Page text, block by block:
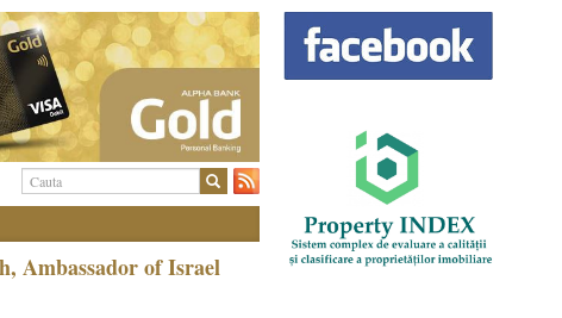
Ambassador of Israel